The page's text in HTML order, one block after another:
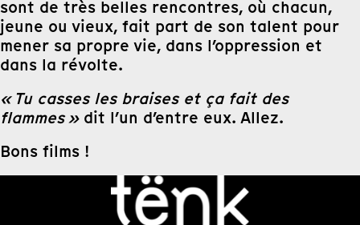
sont de très belles rencontres, où chacun,
jeune ou vieux, fait part de son talent pour
mener sa propre vie, dans l’oppression et
dans la révolte.
« Tu casses les braises et ça fait des
flammes »dit l’un d’entre eux. Allez.
Bons films !